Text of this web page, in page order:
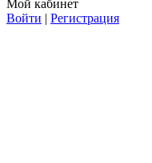
Мой кабинет
Войти | Регистрация